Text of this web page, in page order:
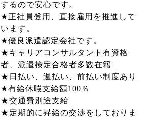
するので安心です。
★正社員登用、直接雇用を推進して
います。
★優良派遣認定会社です。
★キャリアコンサルタント有資格
者、派遣検定合格者多数在籍
★日払い、週払い、前払い制度あり
★有給休暇支給額100％
★交通費別途支給
★定期的に昇給の交渉をしておりま